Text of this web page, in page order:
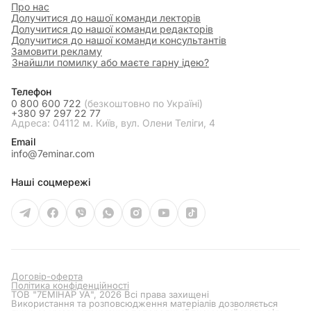
Про нас
Долучитися до нашої команди лекторів
Долучитися до нашої команди редакторів
Долучитися до нашої команди консультантів
Замовити рекламу
Знайшли помилку або маєте гарну ідею?
Телефон
0 800 600 722 (безкоштовно по Україні)
+380 97 297 22 77
Адреса: 04112 м. Київ, вул. Олени Теліги, 4
Email
info@7eminar.com
Наші соцмережі
Договір-оферта
Політика конфіденційності
ТОВ "7ЕМІНАР УА", 2026 Всі права захищені
Використання та розповсюдження матеріалів дозволяється